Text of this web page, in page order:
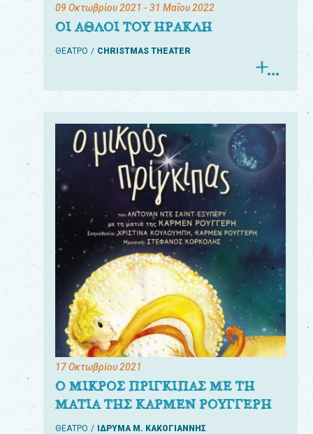
09 Οκτωβρίου 2021 - 31 Μαΐου 2022
ΟΙ ΑΘΛΟΙ ΤΟΥ ΗΡΑΚΛΗ
ΘΕΑΤΡΟ CHRISTMAS THEATER
17 Οκτωβρίου 2021
Ο ΜΙΚΡΟΣ ΠΡΙΓΚΙΠΑΣ ΜΕ ΤΗ
ΜΑΤΙΑ ΤΗΣ ΚΑΡΜΕΝ ΡΟΥΓΓΕΡΗ
ΘΕΑΤΡΟ ΙΔΡΥΜΑ Μ. ΚΑΚΟΓΙΑΝΝΗΣ